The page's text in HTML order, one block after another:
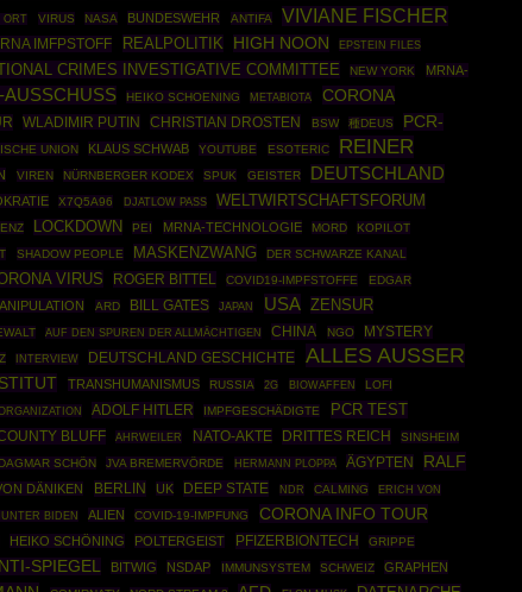
ORT VIRUS NASA BUNDESWEHR ANTIFA VIVIANE FISCHER
IMFPSTOFF REALPOLITIK HIGH NOON EPSTEIN FILES
CRIMES INVESTIGATIVE COMMITTEE NEW YORK
MRNA-
HEIKO SCHOENING METABIOTA
CORONA
WLADIMIR PUTIN CHRISTIAN DROSTEN BSW 種DEUS
PCR-
UNION KLAUS SCHWAB YOUTUBE ESOTERIC
REINER
VIREN NÜRNBERGER KODEX SPUK GEISTER DEUTSCHLAND
X7Q5A96 DJATLOW PASS WELTWIRTSCHAFTSFORUM
LOCKDOWN PEI MRNA-TECHNOLOGIE MORD KOPILOT
SHADOW PEOPLE MASKENZWANG DER SCHWARZE KANAL
VIRUS ROGER BITTEL COVID19-IMPFSTOFFE
EDGAR
ARD BILL GATES JAPAN USA ZENSUR
AUF DEN SPUREN DER ALLMÄCHTIGEN CHINA NGO
MYSTERY
INTERVIEW DEUTSCHLAND GESCHICHTE
ALLES AUSSER
TRANSHUMANISMUS RUSSIA 2G BIOWAFFEN LOFI
ADOLF HITLER IMPFGESCHÄDIGTE PCR TEST
BLUFF AHRWEILER NATO-AKTE DRITTES REICH
SINSHEIM
DAGMAR SCHÖN JVA BREMERVÖRDE HERMANN PLOPPA ÄGYPTEN
RALF
DÄNIKEN BERLIN UK DEEP STATE NDR CALMING ERICH VON
BIDEN ALIEN COVID-19-IMPFUNG CORONA INFO TOUR
HEIKO SCHÖNING POLTERGEIST PFIZERBIONTECH GRIPPE
SPIEGEL BITWIG NSDAP IMMUNSYSTEM SCHWEIZ GRAPHEN